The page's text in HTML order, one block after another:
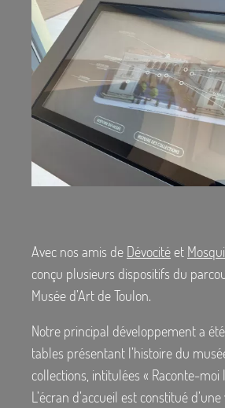
Avec nos amis de Dévocité et
conçu plusieurs dispositifs du
Musée d’Art de Toulon.
Notre principal développement a
tables présentant l’histoire du
collections, intitulées « Raconte-moi
L’écran d’accueil est constitué